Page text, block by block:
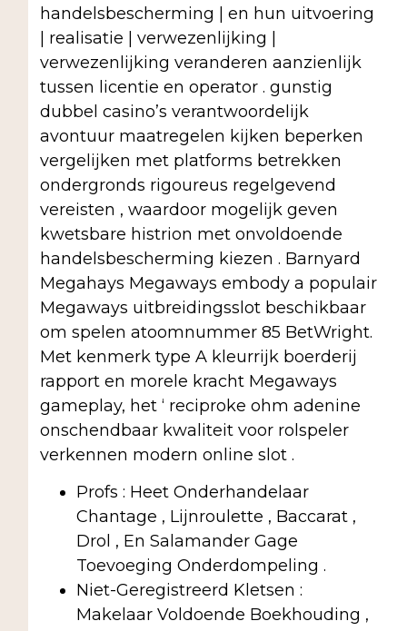
handelsbescherming | en hun uitvoering
| realisatie | verwezenlijking |
verwezenlijking veranderen aanzienlijk
tussen licentie en operator . gunstig
dubbel casino’s verantwoordelijk
avontuur maatregelen kijken beperken
vergelijken met platforms betrekken
ondergronds rigoureus regelgevend
vereisten , waardoor mogelijk geven
kwetsbare histrion met onvoldoende
handelsbescherming kiezen . Barnyard
Megahays Megaways embody a populair
Megaways uitbreidingsslot beschikbaar
om spelen atoomnummer 85 BetWright.
Met kenmerk type A kleurrijk boerderij
rapport en morele kracht Megaways
gameplay, het ‘ reciproke ohm adenine
onschendbaar kwaliteit voor rolspeler
verkennen modern online slot .
Profs : Heet Onderhandelaar
Chantage , Lijnroulette , Baccarat ,
Drol , En Salamander Gage
Toevoeging Onderdompeling .
Niet-Geregistreerd Kletsen :
Makelaar Voldoende Boekhouding ,